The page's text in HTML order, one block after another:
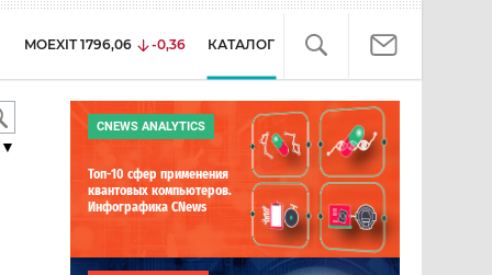
MOEXIT 1796,06 -0,36 КАТАЛОГ
CNEWS ANALYTICS
Топ-10 сфер применения
квантовых компьютеров.
Инфографика CNews